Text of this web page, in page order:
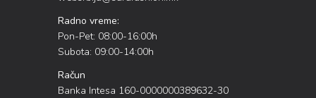
Radno vreme:
Pon-Pet: 08:00-16:00h
Subota: 09:00-14:00h
Račun
Banka Intesa 160-0000000389632-30